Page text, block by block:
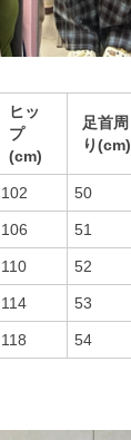
ヒッ
プ
(cm)
足首周
り(cm)
102 50
106 51
110 52
114 53
118 54